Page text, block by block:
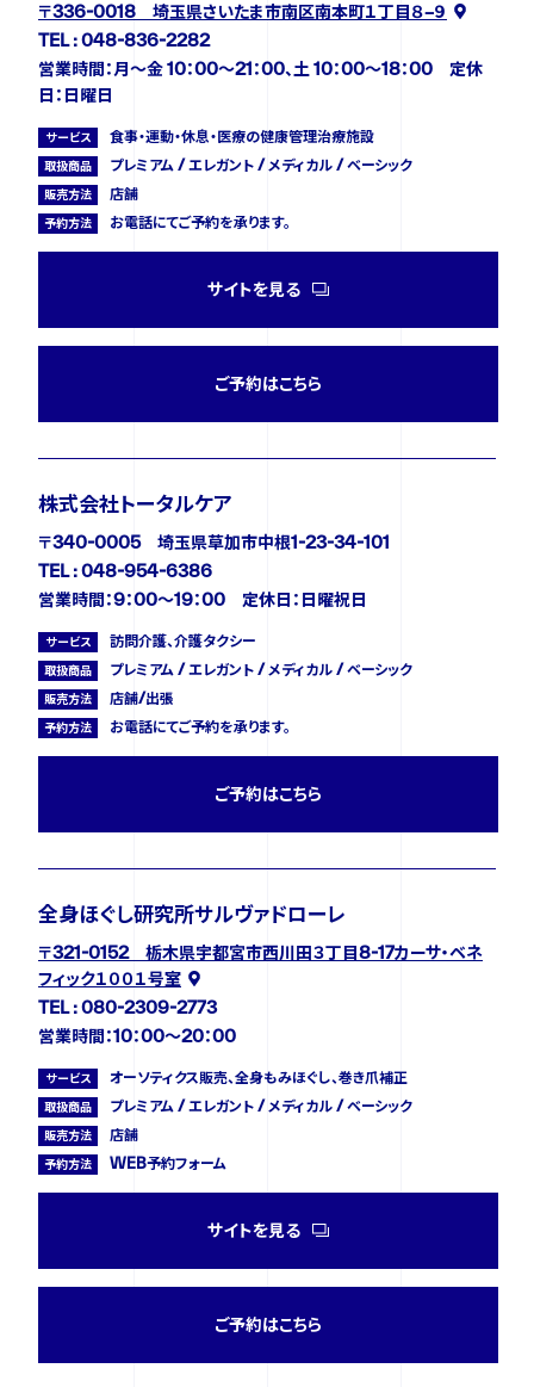
〒336-0018 埼玉県さいたま市南区南本町１丁目８−９
TEL : 048-836-2282
営業時間：月～金 10：00～21：00、土 10：00～18：00 定休
日：日曜日
サービス 食事・運動・休息・医療の健康管理治療施設
取扱商品 プレミアム / エレガント / メディカル / ベーシック
販売方法 店舗
予約方法 お電話にてご予約を承ります。
サイトを見る
ご予約はこちら
株式会社トータルケア
〒340-0005 埼玉県草加市中根1-23-34-101
TEL : 048-954-6386
営業時間：9：00～19：00 定休日：日曜祝日
サービス 訪問介護、介護タクシー
取扱商品 プレミアム / エレガント / メディカル / ベーシック
販売方法 店舗/出張
予約方法 お電話にてご予約を承ります。
ご予約はこちら
全身ほぐし研究所サルヴァドローレ
〒321-0152 栃木県宇都宮市西川田３丁目8-17カーサ・ベネ
フィック１００１号室
TEL : 080-2309-2773
営業時間：10：00～20：00
サービス オーソティクス販売、全身もみほぐし、巻き爪補正
取扱商品 プレミアム / エレガント / メディカル / ベーシック
販売方法 店舗
予約方法 WEB予約フォーム
サイトを見る
ご予約はこちら